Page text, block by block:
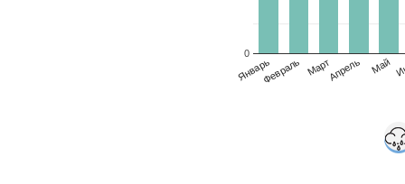
ЯнварьФевраль МартАпрель Май
0